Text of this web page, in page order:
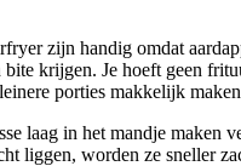
zijn handig omdat
krijgen. Je hoeft geen
porties makkelijk
laag in het mandje maken
liggen, worden ze sneller